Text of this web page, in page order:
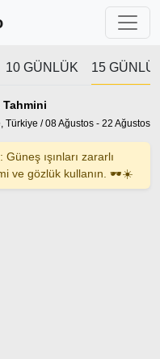
10 GÜNLÜK 15
Türkiye / 08 Ağustos - 22 Ağustos
ışınları zararlı
ve gözlük kullanın. 🕶️☀️